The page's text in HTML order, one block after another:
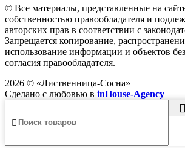
© Все материалы, представленные на
собственностью правообладателя и
авторских прав в соответствии с
Запрещается копирование,
использование информации и объектов
согласия правообладателя.
2026 © «Лиственница-Сосна»
Сделано с любовью в inHouse-Agency